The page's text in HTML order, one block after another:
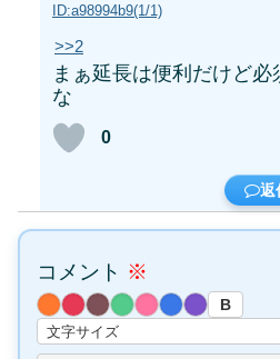
ID:a98994b9(1/1)
>>2
まぁ延長は便利だけど
な
0
返
コメント ※
B